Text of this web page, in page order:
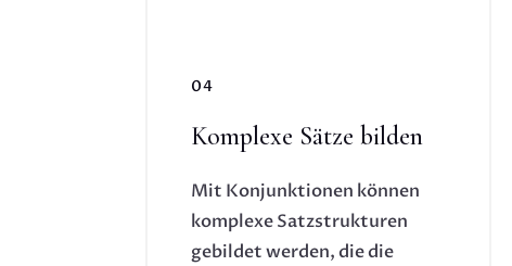
04
Komplexe Sätze bilden
Mit Konjunktionen können
komplexe Satzstrukturen
gebildet werden, die die